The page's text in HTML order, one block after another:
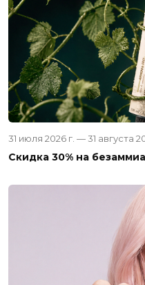
31 июля 2026 г. — 31 августа
Скидка 30% на